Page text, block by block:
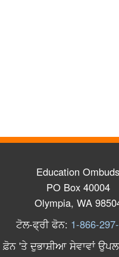
Education Ombuds
PO Box 40004
Olympia, WA
ਟੋਲ-ਫ੍ਰੀ ਫੋਨ: 1-866-
ਫ਼ੋਨ'ਤੇ ਦੁਭਾਸ਼ੀਆ ਸੇਵਾਵਾਂ